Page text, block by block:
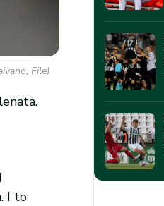
File)
I to